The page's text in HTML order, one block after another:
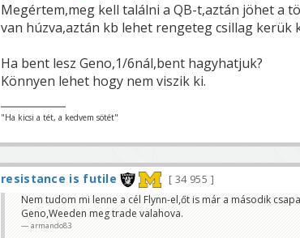
Megértem,meg kell találni a QB-t,aztán jöhet a
van húzva,aztán kb lehet rengeteg csillag kerük
Ha bent lesz Geno,1/6nál,bent hagyhatjuk?
Könnyen lehet hogy nem viszik ki.
"Ha kicsi a tét, a kedvem sötét"
resistance is futile
34 955
Nem tudom mi lenne a cél Flynn-el,őt is már a második
Geno,Weeden meg trade valahova.
armando83